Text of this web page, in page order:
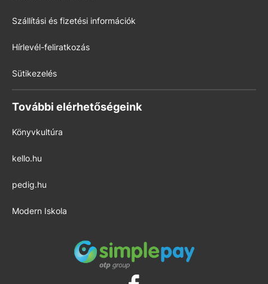
Szállítási és fizetési információk
Hírlevél-feliratkozás
Sütikezelés
További elérhetőségeink
Könyvkultúra
kello.hu
pedig.hu
Modern Iskola